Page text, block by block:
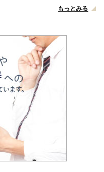
もっとみる